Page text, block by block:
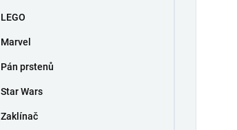
LEGO
Marvel
Pán prstenů
Star Wars
Zaklínač